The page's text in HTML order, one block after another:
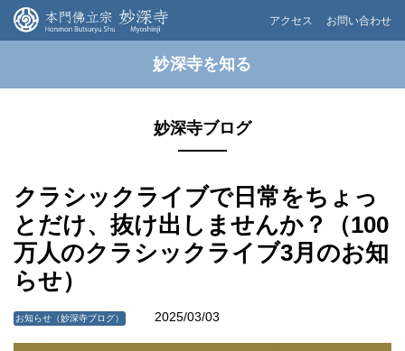
アクセス お問い合わせ
妙深寺を知る
妙深寺ブログ
クラシックライブで日常をちょっ
とだけ、抜け出しませんか？（100
万人のクラシックライブ3月のお知
らせ）
お知らせ（妙深寺ブログ） 2025/03/03